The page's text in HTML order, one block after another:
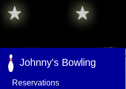
Johnny's Bowling
Reservations